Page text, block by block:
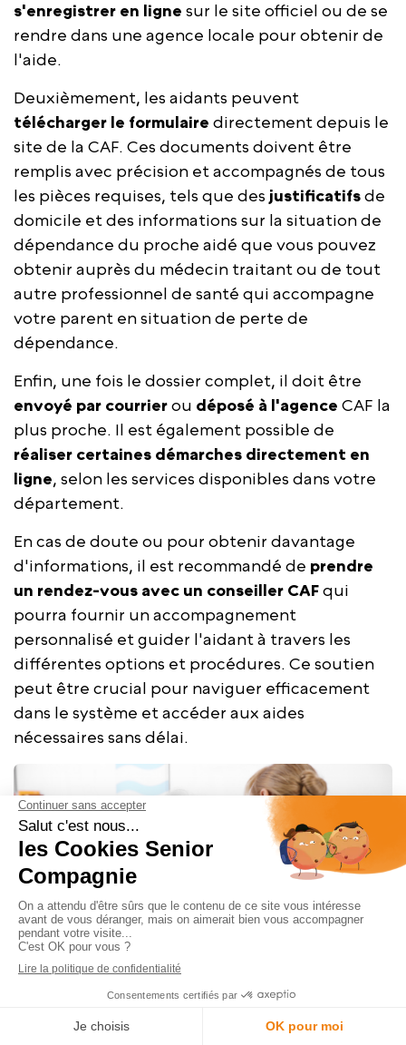
s'enregistrer en ligne sur le site officiel ou de se
rendre dans une agence locale pour obtenir de
l'aide.
Deuxièmement, les aidants peuvent
télécharger le formulaire directement depuis le
site de la CAF. Ces documents doivent être
remplis avec précision et accompagnés de tous
les pièces requises, tels que des justificatifsde
domicile et des informations sur la situation de
dépendance du proche aidé que vous pouvez
obtenir auprès du médecin traitant ou de tout
autre professionnel de santé qui accompagne
votre parent en situation de perte de
dépendance.
Enfin, une fois le dossier complet, il doit être
envoyé par courrierou déposé à l'agence CAF la
plus proche. Il est également possible de
réaliser certaines démarches directement en
ligne, selon les services disponibles dans votre
département.
En cas de doute ou pour obtenir davantage
d'informations, il est recommandé de prendre
un rendez-vous avec un conseiller CAFqui
pourra fournir un accompagnement
personnalisé et guider l'aidant à travers les
différentes options et procédures. Ce soutien
peut être crucial pour naviguer efficacement
dans le système et accéder aux aides
nécessaires sans délai.
Prévenir le burn-out chez l'aidant :
les solutions possibles
Comment éviter le burn-out en tant